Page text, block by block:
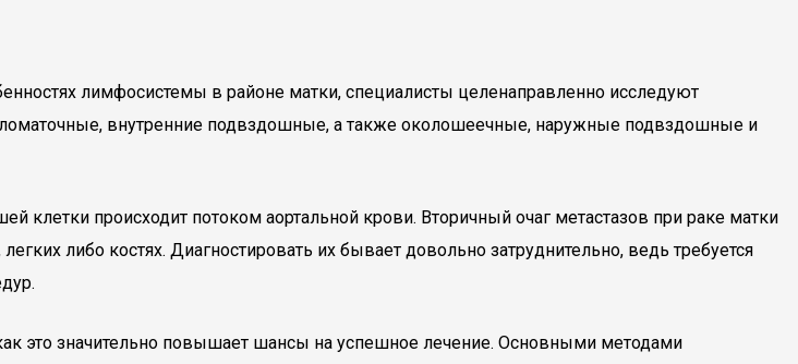
лимфосистемы в районе матки, специалисты целенаправленно исследуют
внутренние подвздошные, а также околошеечные, наружные подвздошные и
происходит потоком аортальной крови. Вторичный очаг метастазов при раке матки
либо костях. Диагностировать их бывает довольно затруднительно, ведь требуется
это значительно повышает шансы на успешное лечение. Основными методами